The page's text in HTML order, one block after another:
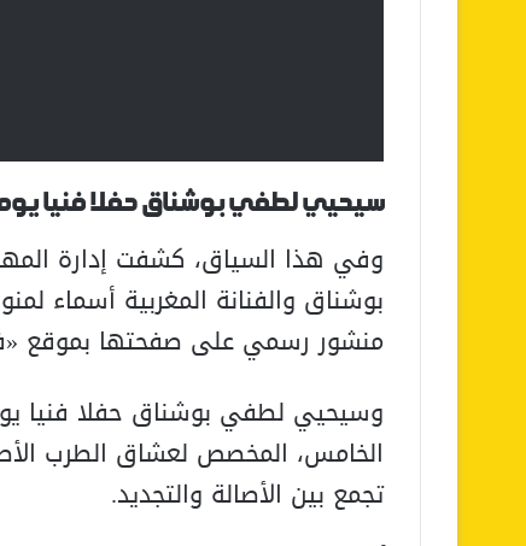
سيحيي لطفي بوشناق حفلا فنيا يوم 25
وفي هذا السياق، كشفت إدارة
بوشناق والفنانة المغربية أسماء
منشور رسمي على صفحتها بموقع
الخامس، المخصص لعشاق الطرب
تجمع بين الأصالة والتجديد.